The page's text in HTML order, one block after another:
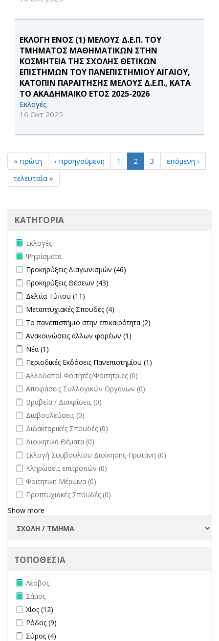
ΕΚΛΟΓΗ ΕΝΟΣ (1) ΜΕΛΟΥΣ Δ.Ε.Π. ΤΟΥ
ΤΜΗΜΑΤΟΣ ΜΑΘΗΜΑΤΙΚΩΝ ΣΤΗΝ
ΚΟΣΜΗΤΕΙΑ ΤΗΣ ΣΧΟΛΗΣ ΘΕΤΙΚΩΝ
ΕΠΙΣΤΗΜΩΝ ΤΟΥ ΠΑΝΕΠΙΣΤΗΜΙΟΥ ΑΙΓΑΙΟΥ,
ΚΑΤΟΠΙΝ ΠΑΡΑΙΤΗΣΗΣ ΜΕΛΟΥΣ Δ.Ε.Π., ΚΑΤΑ
ΤΟ ΑΚΑΔΗΜΑΪΚΟ ΕΤΟΣ 2025-2026
Εκλογές
16 Οκτ 2025
« πρώτη ‹ προηγούμενη 1 2 3
επόμενη ›
τελευταία »
ΚΑΤΗΓΟΡΙΑ
Remove Εκλογές filter
Εκλογές
Remove Ψηφίσματα filter
Ψηφίσματα
Apply Προκηρύξεις Διαγωνισμών filter
Προκηρύξεις Διαγωνισμών (46)
Apply Προκηρύξεις Θέσεων filter
Προκηρύξεις Θέσεων (43)
Apply Δελτία Τύπου filter
Δελτία Τύπου (11)
Apply Μεταπτυχιακές Σπουδές filter
Μεταπτυχιακές Σπουδές (4)
Apply Το πανεπιστήμιο στην επικαιρότητα filter
Το πανεπιστήμιο στην επικαιρότητα (2)
Apply Ανακοινώσεις άλλων φορέων filter
Ανακοινώσεις άλλων φορέων (1)
Apply Νέα filter
Νέα (1)
Apply Περιοδικές Εκδόσεις Πανεπιστημίου filter
Περιοδικές Εκδόσεις Πανεπιστημίου (1)
undefined
Αλλοδαποί Φοιτητές/Φοιτήτριες (0)
undefined
Αποφάσεις Συλλογικών Οργάνων (0)
undefined
Βραβεία / Διακρίσεις (0)
undefined
Διαβουλεύσεις (0)
undefined
Διδακτορικές Σπουδές (0)
undefined
Διοικητικά Θέματα (0)
undefined
Εκλογή Συμβουλίου Διοίκησης-Πρύτανη (0)
undefined
Κληρώσεις επιτροπών (0)
undefined
Φοιτητική Μέριμνα (0)
undefined
Προπτυχιακές Σπουδές (0)
Show more
ΤΟΠΟΘΕΣΙΑ
Remove Λέσβος filter
Λέσβος
Remove Σάμος filter
Σάμος
Apply Χίος filter
Χίος (12)
Apply Ρόδος filter
Ρόδος (9)
Apply Σύρος filter
Σύρος (4)